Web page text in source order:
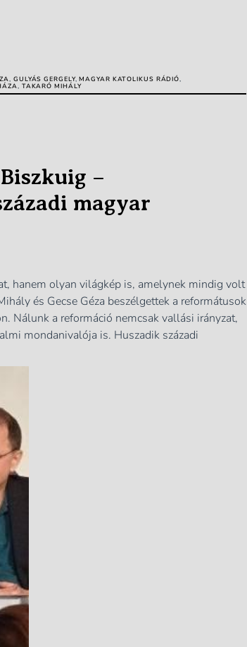
, GULYÁS GERGELY,MAGYAR KATOLIKUS RÁDIÓ,
, TAKARÓ MIHÁLY
–
magyar
hanem olyan világkép is, amelynek mindig volt
és Gecse Géza beszélgettek a reformátusok
Nálunk a reformáció nemcsak vallási irányzat,
mondanivalója is. Huszadik századi